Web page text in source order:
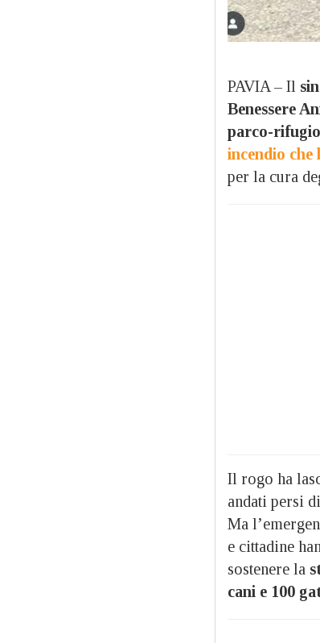
PAVIA – Il
Benessere
parco-rifugio
incendio
per la cura
Il rogo ha
andati persi
Ma
e cittadine
sostenere la
cani e 100